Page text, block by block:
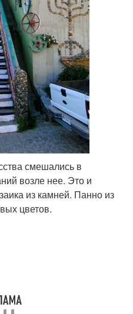
смешались в
возле нее. Это и
из камней. Панно из
цветов.